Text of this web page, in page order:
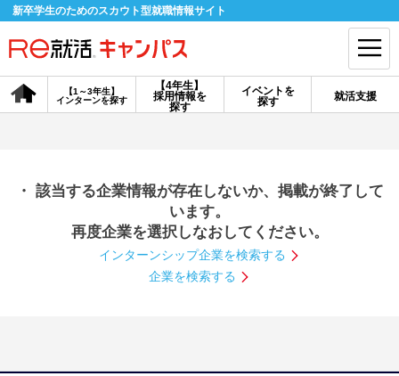
新卒学生のためのスカウト型就職情報サイト
【4年生】
採用情報を
探す
【1～3年生】
インターンを探す
イベントを
探す
就活支援
会員登録 ログイン
探す
【4年生】
説明会を探す
インターンを探す
・ 該当する企業情報が存在しないか、掲載が終了して
います。
再度企業を選択しなおしてください。
インターンシップ企業を検索する
企業を検索する